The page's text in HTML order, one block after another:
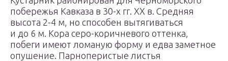
побережья Кавказа в 30-х гг. XX в. Средняя
высота 2-4 м, но способен вытягиваться
и до 6 м. Кора серо-коричневого оттенка,
побеги имеют ломаную форму и едва заметное
опушение. Парноперистые листья